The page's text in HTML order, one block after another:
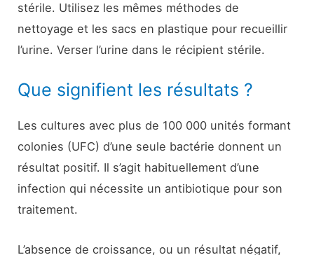
stérile. Utilisez les mêmes méthodes de
nettoyage et les sacs en plastique pour recueillir
l’urine. Verser l’urine dans le récipient stérile.
Que signifient les résultats ?
Les cultures avec plus de 100 000 unités formant
colonies (UFC) d’une seule bactérie donnent un
résultat positif. Il s’agit habituellement d’une
infection qui nécessite un antibiotique pour son
traitement.
L’absence de croissance, ou un résultat négatif,